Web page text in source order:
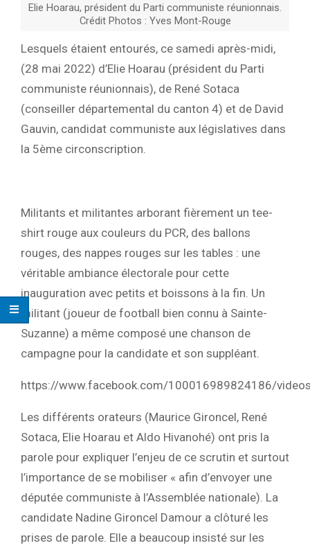
Elie Hoarau, président du Parti communiste réunionnais.
Crédit Photos : Yves Mont-Rouge
Lesquels étaient entourés, ce samedi après-midi,
(28 mai 2022) d’Elie Hoarau (président du Parti
communiste réunionnais), de René Sotaca
(conseiller départemental du canton 4) et de David
Gauvin, candidat communiste aux législatives dans
la 5ème circonscription.
Militants et militantes arborant fièrement un tee-
shirt rouge aux couleurs du PCR, des ballons
rouges, des nappes rouges sur les tables : une
véritable ambiance électorale pour cette
inauguration avec petits et boissons à la fin. Un
militant (joueur de football bien connu à Sainte-
Suzanne) a même composé une chanson de
campagne pour la candidate et son suppléant.
https://www.facebook.com/100016989824186/
Les différents orateurs (Maurice Gironcel, René
Sotaca, Elie Hoarau et Aldo Hivanohé) ont pris la
parole pour expliquer l’enjeu de ce scrutin et surtout
l’importance de se mobiliser « afin d’envoyer une
députée communiste à l’Assemblée nationale). La
candidate Nadine Gironcel Damour a clôturé les
prises de parole. Elle a beaucoup insisté sur les